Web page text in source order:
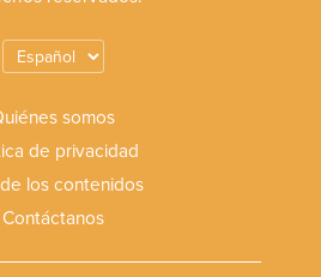
somos
de privacidad
los contenidos
Contáctanos